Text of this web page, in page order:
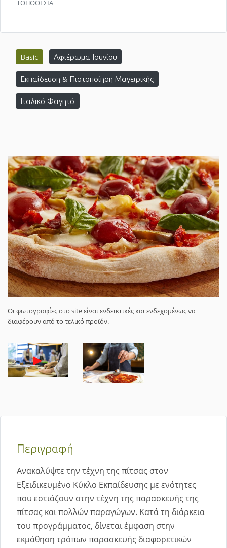
ΤΟΠΟΘΕΣΙΑ
Basic Αφιέρωμα Ιουνίου
Εκπαίδευση & Πιστοποίηση Μαγειρικής
Ιταλικό Φαγητό
Οι φωτογραφίες στο site είναι ενδεικτικές και ενδεχομένως να
διαφέρουν από το τελικό προϊόν.
Περιγραφή
Ανακαλύψτε την τέχνη της πίτσας στον
Εξειδικευμένο Κύκλο Εκπαίδευσης με ενότητες
που εστιάζουν στην τέχνη της παρασκευής της
πίτσας και πολλών παραγώγων. Κατά τη διάρκεια
του προγράμματος, δίνεται έμφαση στην
εκμάθηση τρόπων παρασκευής διαφορετικών